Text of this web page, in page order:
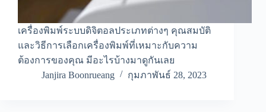
เครื่องพิมพ์ระบบดิจิตอลประเภทต่างๆ คุณสมบัติ
และวิธีการเลือกเครื่องพิมพ์ที่เหมาะกับความ
ต้องการของคุณ มีอะไรบ้างมาดูกันเลย
Janjira Boonrueang
กุมภาพันธ์ 28, 2023